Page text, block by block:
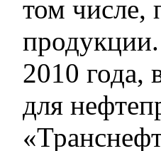
том числе,
2010 года,
для